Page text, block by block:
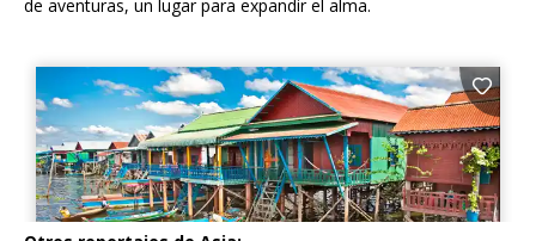
de aventuras, un lugar para expandir el alma.